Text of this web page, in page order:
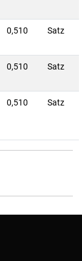
0,510 Satz
0,510 Satz
0,510 Satz